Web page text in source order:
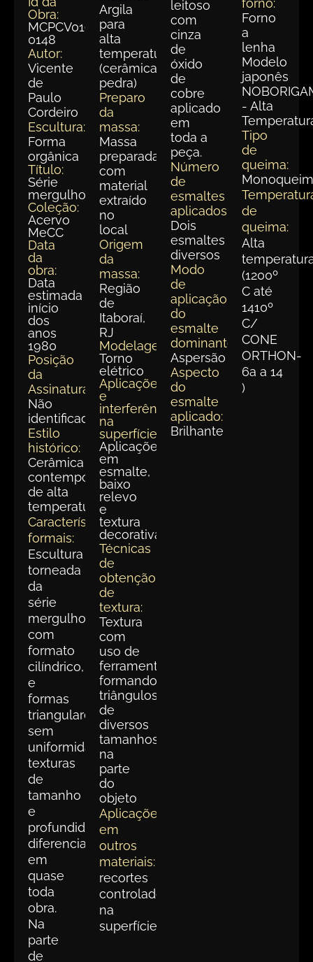
Obra:
MCPCV019-
0148
Autor:
Vicente
de
Paulo
Cordeiro
Escultura:
Forma
orgânica
Título:
Série
mergulho
Coleção:
Acervo
MeCC
Data
da
obra:
Data
estimada
início
dos
anos
1980
Posição
da
Assinatura:
Não
identificada
Estilo
histórico:
Cerâmica
contemporânea
de alta
temperatura.
Características
formais:
Escultura
torneada
da
série
mergulho
com
formato
cilíndrico,
e
formas
triangulares
sem
uniformidade,
texturas
de
tamanho
e
profundidade
diferenciados
em
quase
toda
obra.
Na
parte
de
Argila
para
alta
temperatura
(cerâmica
pedra)
Preparo
da
massa:
Massa
preparada
com
material
extraído
no
local
Origem
da
massa:
Região
de
Itaboraí,
RJ
Modelagem:
Torno
elétrico
Aplicações
e
interferências
na
superfície:
Aplicações
em
esmalte,
baixo
relevo
e
textura
decorativa
Técnicas
de
obtenção
de
textura:
Textura
com
uso de
ferramenta,
formando
triângulos
de
diversos
tamanhos
na
parte
do
objeto
Aplicações
em
outros
materiais:
recortes
controlados
na
superfície
leitoso
com
cinza
de
óxido
de
cobre
aplicado
em
toda a
peça.
Número
de
esmaltes
aplicados:
Dois
esmaltes
diversos
Modo
de
aplicação
do
esmalte
dominante:
Aspersão
Aspecto
do
esmalte
aplicado:
Brilhante
forno:
Forno
a
lenha
Modelo
japonês
- Alta
Tipo
de
queima:
de
queima:
Alta
(1200º
C até
1410º
C/
CONE
ORTHON-
6a a 14
)